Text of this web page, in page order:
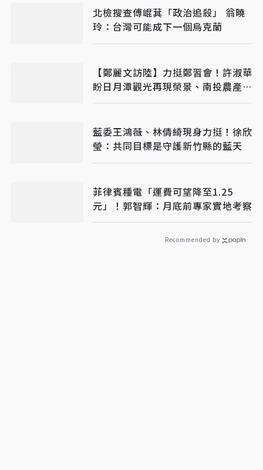
北檢搜查傅崐萁「政治追殺」 翁曉
玲：台灣可能成下一個烏克蘭
【鄭麗文訪陸】力挺鄭習會！許淑華
盼日月潭觀光再現榮景、南投農產外
銷陸市場
藍委王鴻薇、林倩綺現身力挺！徐欣
瑩：共同目標是守護新竹縣的藍天
菲律賓種電「運費可望降至1.25
元」！郭智輝：月底前專家實地考察
Recommended by